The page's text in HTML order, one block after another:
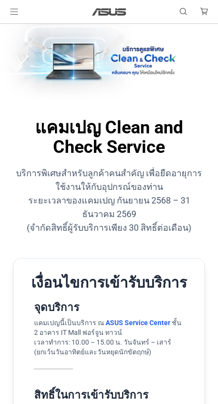
แคมเปญ Clean and
Check Service
บริการพิเศษสำหรับลูกค้าคนสำคัญ เพื่อยืดอายุการ
ใช้งานให้กับอุปกรณ์ของท่าน
ระยะเวลาของแคมเปญ กันยายน 2568 – 31
ธันวาคม 2569​
(จำกัดสิทธิ์ผู้รับบริการเพียง 30 สิทธิ์ต่อเดือน)
เงื่อนไขการเข้ารับบริการ
จุดบริการ
แคมเปญนี้เป็นบริการ ณASUS Service Center ชั้น
2 อาคาร IT Mall ฟอร์จูน ทาวน์
เวลาทำการ: 10.00 – 15.00 น. วันจันทร์ – เสาร์
(ยกเว้นวันอาทิตย์และวันหยุดนักขัตฤกษ์)
สิทธิ์ในการเข้ารับบริการ